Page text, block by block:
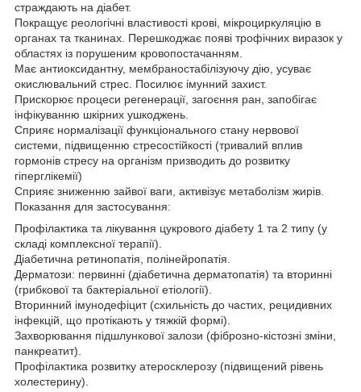
страждають на діабет.
Покращує реологічні властивості крові, мікроциркуляцію в
органах та тканинах. Перешкоджає появі трофічних виразок у
областях із порушеним кровопостачанням.
Має антиоксидантну, мембраностабілізуючу дію, усуває
окислювальний стрес. Посилює імунний захист.
Прискорює процеси регенерації, загоєння ран, запобігає
інфікуванню шкірних ушкоджень.
Сприяє нормалізації функціонального стану нервової
системи, підвищенню стресостійкості (тривалий вплив
гормонів стресу на організм призводить до розвитку
гіперглікемії)
Сприяє зниженню зайвої ваги, активізує метаболізм жирів.
Показання для застосування:
Профілактика та лікування цукрового діабету 1 та 2 типу (у
складі комплексної терапії).
Діабетична ретинопатія, полінейропатія.
Дерматози: первинні (діабетична дерматопатія) та вторинні
(грибкової та бактеріальної етіології).
Вторинний імунодефіцит (схильність до частих, рецидивних
інфекцій, що протікають у тяжкій формі).
Захворювання підшлункової залози (фіброзно-кістозні зміни,
панкреатит).
Профілактика розвитку атеросклерозу (підвищений рівень
холестерину).